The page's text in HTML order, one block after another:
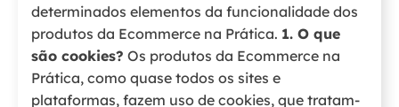
determinados elementos da funcionalidade dos
produtos da Ecommerce na Prática. 1. O que
são cookies? Os produtos da Ecommerce na
Prática, como quase todos os sites e
plataformas, fazem uso de cookies, que tratam-